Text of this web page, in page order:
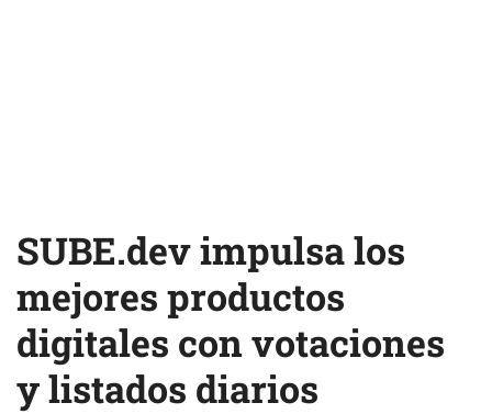
SUBE.dev impulsa los
mejores productos
digitales con votaciones
y listados diarios